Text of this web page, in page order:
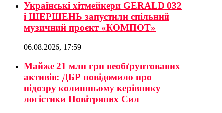
Українські хітмейкери GERALD 032
і ШЕРШЕНЬ запустили спільний
музичний проєкт «КОМПОТ»
06.08.2026, 17:59
Майже 21 млн грн необґрунтованих
активів: ДБР повідомило про
підозру колишньому керівнику
логістики Повітряних Сил